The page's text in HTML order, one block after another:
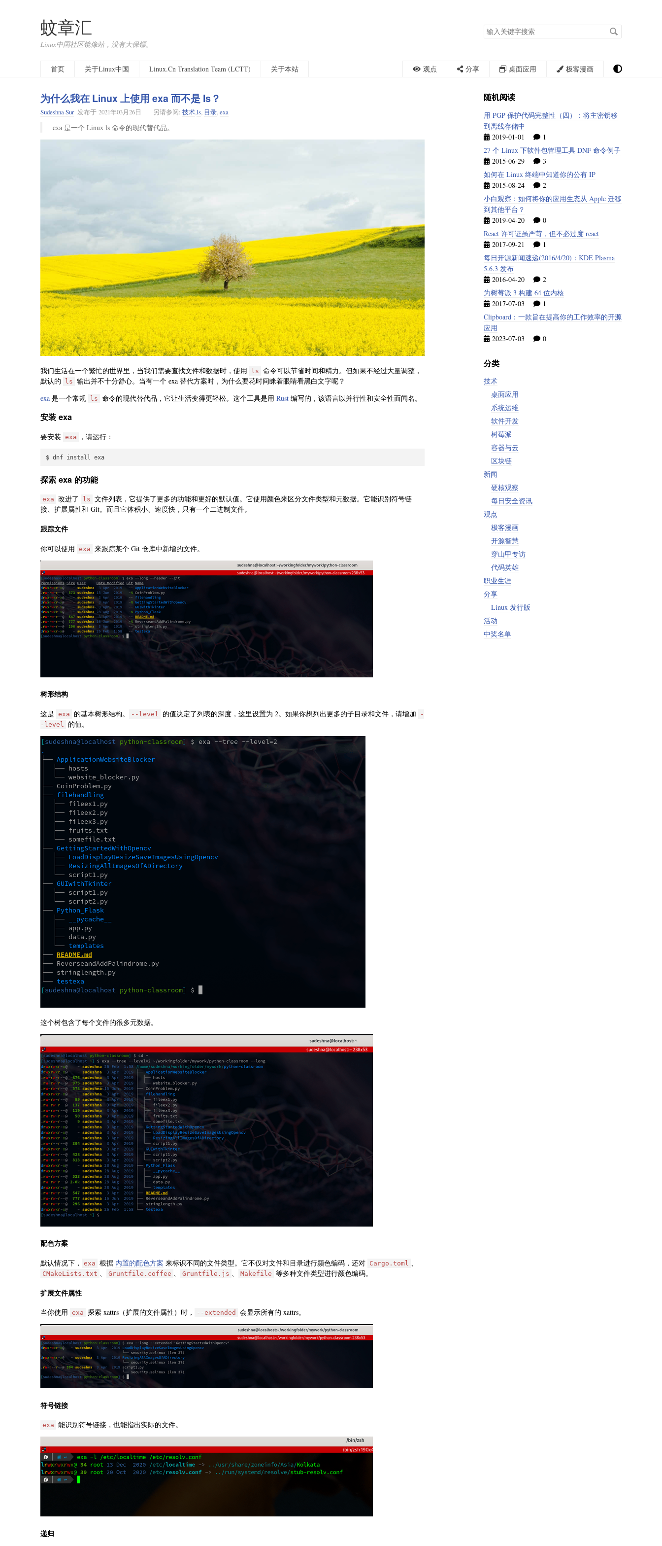
蚊章汇
Linux中国社区镜像站，没有大保镖。
搜
索
首页
关于Linux中国 Linux.Cn Translation Team (LCTT) 关于本站 观点 分享 桌面应用 极客漫画
为什么我在 Linux 上使用 exa 而不是 ls？
Sudeshna Sur发布于 2021年03月26日 另请参阅: 技术,ls, 目录,exa
exa 是一个 Linux ls 命令的现代替代品。
我们生活在一个繁忙的世界里，当我们需要查找文件和数据时，使用 ls 命令可以节省时间和精力。但如果不经过大量调整，
默认的
ls 输出并不十分舒心。当有一个 exa 替代方案时，为什么要花时间眯着眼睛看黑白文字呢？
exa 是一个常规 ls 命令的现代替代品，它让生活变得更轻松。这个工具是用 Rust 编写的，该语言以并行性和安全性而闻名。
安装 exa
要安装 exa ，请运行：
探索 exa 的功能
exa 改进了 ls 文件列表，它提供了更多的功能和更好的默认值。它使用颜色来区分文件类型和元数据。它能识别符号链
接、扩展属性和 Git。而且它体积小、速度快，只有一个二进制文件。
跟踪文件
你可以使用 exa 来跟踪某个 Git 仓库中新增的文件。
树形结构
这是 exa 的基本树形结构。 --level 的值决定了列表的深度，这里设置为 2。如果你想列出更多的子目录和文件，请增加
-
-level
的值。
这个树包含了每个文件的很多元数据。
配色方案
默认情况下， exa 根据 内置的配色方案 来标识不同的文件类型。它不仅对文件和目录进行颜色编码，还对 Cargo.toml 、
CMakeLists.txt 、 Gruntfile.coffee 、 Gruntfile.js 、 Makefile 等多种文件类型进行颜色编码。
扩展文件属性
当你使用 exa 探索 xattrs（扩展的文件属性）时， --extended 会显示所有的 xattrs。
符号链接
exa 能识别符号链接，也能指出实际的文件。
递归
随机阅读
用 PGP 保护代码完整性（四）：将主密钥移
到离线存储中
2019-01-01
1
27 个 Linux 下软件包管理工具 DNF 命令例子
2015-06-29
3
如何在 Linux 终端中知道你的公有 IP
2015-08-24
2
小白观察：如何将你的应用生态从 Apple 迁移
到其他平台？
2019-04-20
0
React 许可证虽严苛，但不必过度 react
2017-09-21
1
每日开源新闻速递(2016/4/20)：KDE Plasma
5.6.3 发布
2016-04-20
2
为树莓派 3 构建 64 位内核
2017-07-03
1
Clipboard：一款旨在提高你的工作效率的开源
应用
2023-07-03
0
分类
技术
桌面应用
系统运维
软件开发
树莓派
容器与云
区块链
新闻
硬核观察
每日安全资讯
观点
极客漫画
开源智慧
穿山甲专访
代码英雄
职业生涯
分享
Linux 发行版
活动
中奖名单